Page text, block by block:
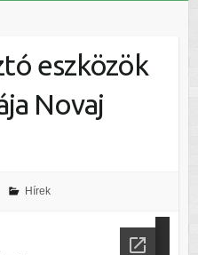
eszközök
Novaj
Hírek